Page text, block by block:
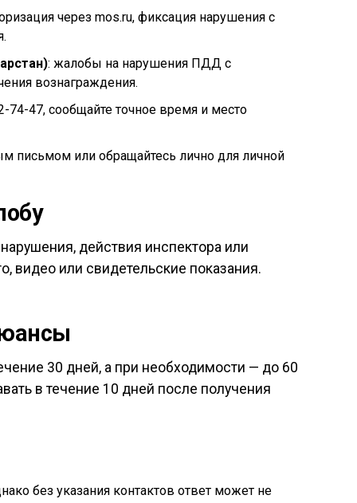
через mos.ru, фиксация нарушения с
: жалобы на нарушения ПДД с
вознаграждения.
74-47, сообщайте точное время и место
письмом или обращайтесь лично для личной
действия инспектора или
видео или свидетельские показания.
30 дней, а при необходимости — до 60
в течение 10 дней после получения
без указания контактов ответ может не